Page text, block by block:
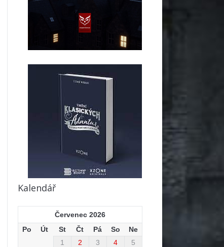
Kalendář
Červenec 2026
Po
Út St Čt Pá So Ne
1 2 3 4
5